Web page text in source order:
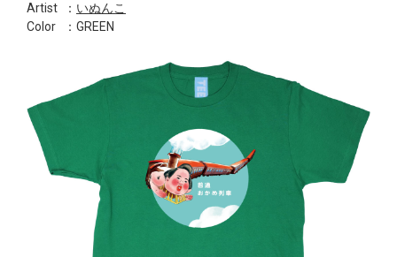
Artist
： いぬんこ
Color
：GREEN